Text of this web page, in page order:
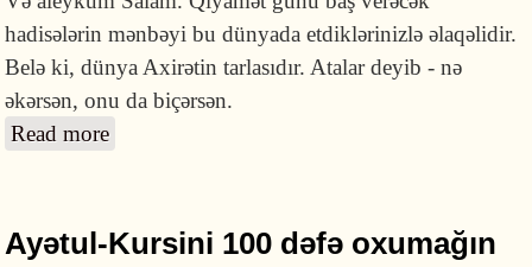
hadisələrin mənbəyi bu dünyada etdiklərinizlə əlaqəlidir.
Belə ki, dünya Axirətin tarlasıdır. Atalar deyib - nə
əkərsən, onu da biçərsən.
Read more
Ayətul-Kursini 100 dəfə oxumağın